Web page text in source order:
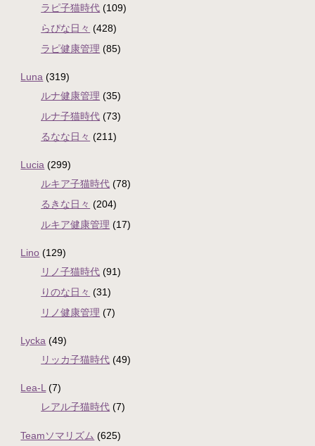
ラピ子猫時代 (109)
らぴな日々 (428)
ラピ健康管理 (85)
Luna (319)
ルナ健康管理 (35)
ルナ子猫時代 (73)
るなな日々 (211)
Lucia (299)
ルキア子猫時代 (78)
るきな日々 (204)
ルキア健康管理 (17)
Lino (129)
リノ子猫時代 (91)
りのな日々 (31)
リノ健康管理 (7)
Lycka (49)
リッカ子猫時代 (49)
Lea-L (7)
レアル子猫時代 (7)
Teamソマリズム (625)